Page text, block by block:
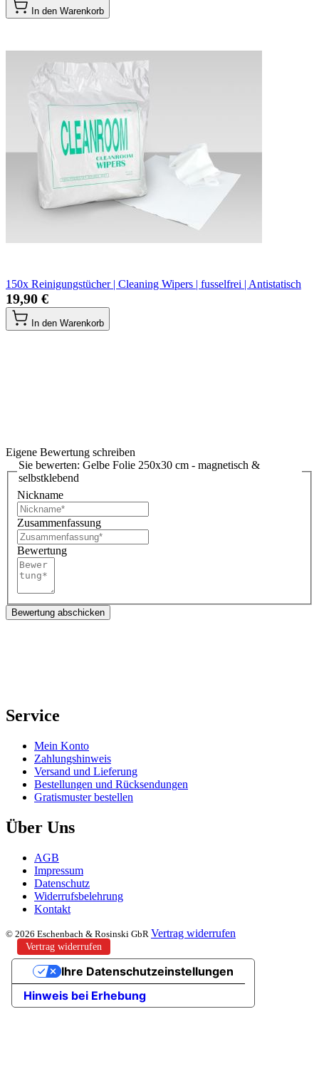
In den Warenkorb
150x Reinigungstücher | Cleaning Wipers | fusselfrei | Antistatisch
19,90 €
In den Warenkorb
Eigene Bewertung schreiben
Sie bewerten: Gelbe Folie 250x30 cm - magnetisch &
selbstklebend
Nickname
Zusammenfassung
Bewertung
Bewertung abschicken
Service
Mein Konto
Zahlungshinweis
Versand und Lieferung
Bestellungen und Rücksendungen
Gratismuster bestellen
Über Uns
AGB
Impressum
Datenschutz
Widerrufsbelehrung
Kontakt
© 2026 Eschenbach & Rosinski GbR Vertrag widerrufen
Vertrag widerrufen
Hinweis bei Erhebung
Ihre Datenschutzeinstellungen